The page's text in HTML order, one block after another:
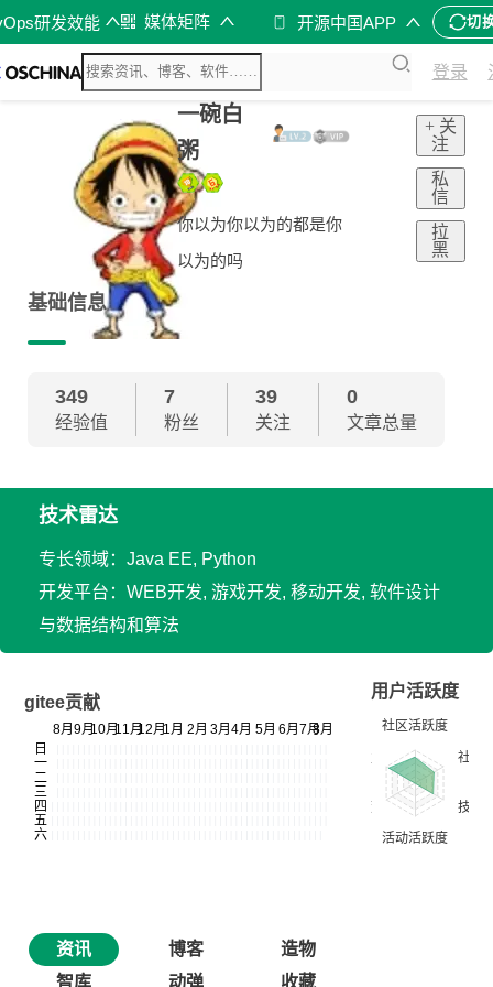
研发效能 媒体矩阵 开源中国APP 切
登录
一碗白
粥
你以为你以为的都是你
以为的吗
+ 关
注
私
信
拉
黑
基础信息
349
经验值
7
粉丝
39
关注
0
文章总量
技术雷达
专长领域：Java EE, Python
开发平台：WEB开发, 游戏开发, 移动开发, 软件设计
与数据结构和算法
gitee贡献
用户活跃度
资讯 博客
造物
智库
动弹 收藏